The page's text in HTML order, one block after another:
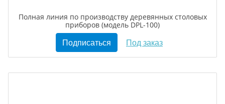
Полная линия по производству деревянных столовых
приборов (модель DPL-100)
Подписаться Под заказ